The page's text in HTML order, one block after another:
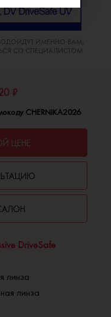
ИМЕННО ВАМ,
СО СПЕЦИАЛИСТОМ
DriveSafe
линза
линза
₽
CHERNIKA2026
ЦЕНЕ